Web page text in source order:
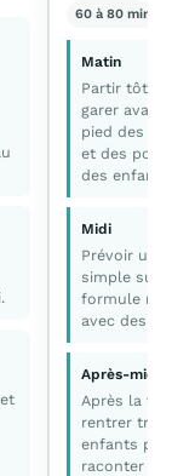
60 à 80 min
Matin
Partir tôt
garer avant
pied des
et des
des enfants.
Midi
Prévoir un
simple sur
formule
avec des
Après-midi
Après la
rentrer
enfants
raconter ce